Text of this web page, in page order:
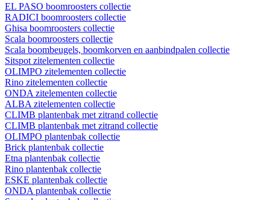
EL PASO boomroosters collectie
RADICI boomroosters collectie
Ghisa boomroosters collectie
Scala boomroosters collectie
Scala boombeugels, boomkorven en aanbindpalen collectie
Sitspot zitelementen collectie
OLIMPO zitelementen collectie
Rino zitelementen collectie
ONDA zitelementen collectie
ALBA zitelementen collectie
CLIMB plantenbak met zitrand collectie
CLIMB plantenbak met zitrand collectie
OLIMPO plantenbak collectie
Brick plantenbak collectie
Etna plantenbak collectie
Rino plantenbak collectie
ESKE plantenbak collectie
ONDA plantenbak collectie